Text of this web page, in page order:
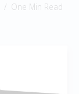
One Min Read